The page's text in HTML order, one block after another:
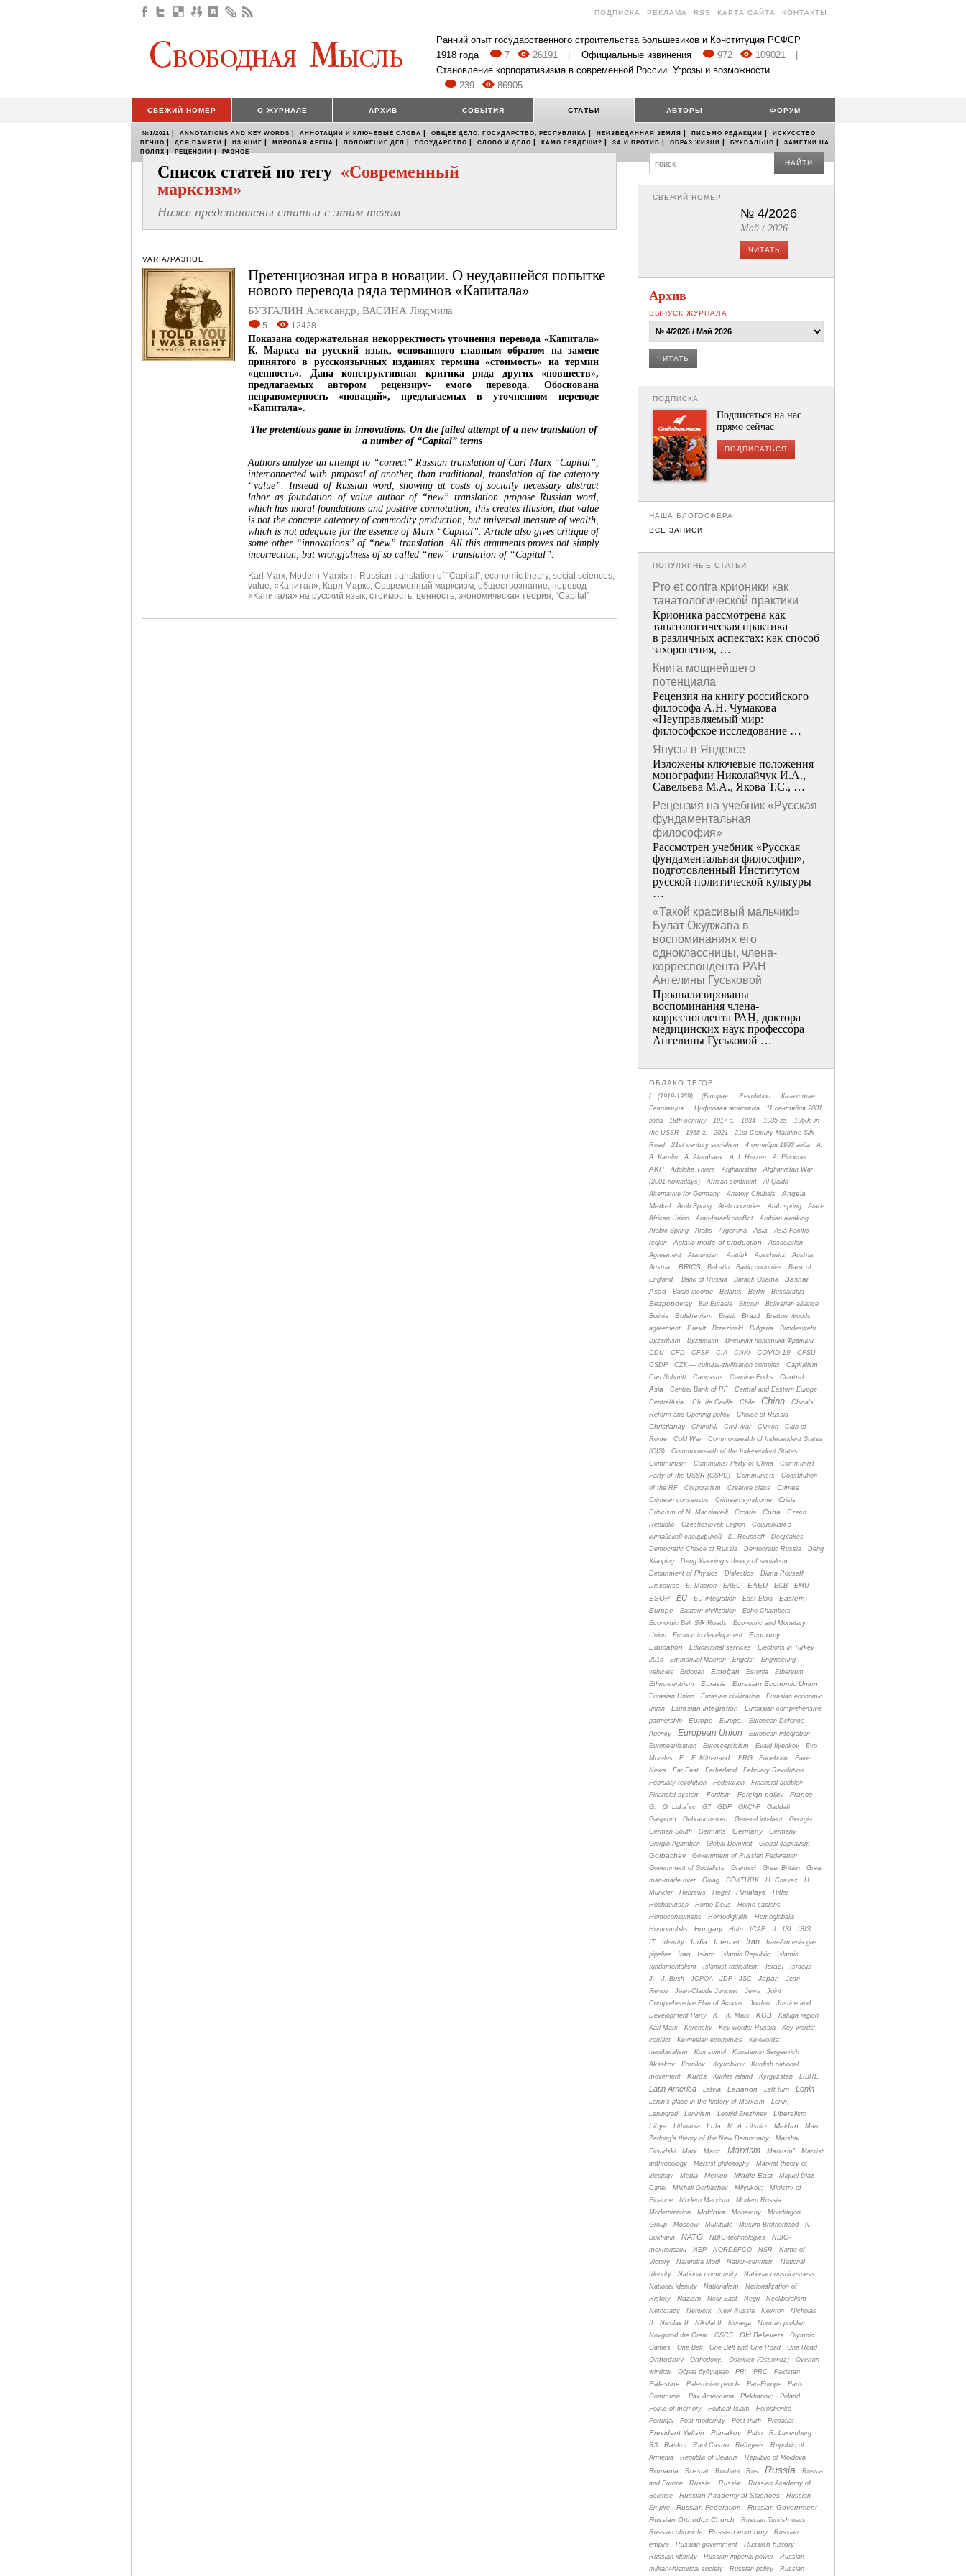
ПОДПИСКА РЕКЛАМА RSS КАРТА САЙТА КОНТАКТЫ
Ранний опыт государственного строительства большевиков и Конституция РСФСР
1918 года
7 26191 Официальные извинения 972 109021
Становление корпоративизма в современной России. Угрозы и возможности
239
86905
СВЕЖИЙ НОМЕР О ЖУРНАЛЕ АРХИВ СОБЫТИЯ СТАТЬИ АВТОРЫ ФОРУМ
№1/2021 | ANNOTATIONS AND KEY WORDS | АННОТАЦИИ И КЛЮЧЕВЫЕ СЛОВА | ОБЩЕЕ ДЕЛО, ГОСУДАРСТВО, РЕСПУБЛИКА | НЕИЗВЕДАННАЯ ЗЕМЛЯ | ПИСЬМО РЕДАКЦИИ |
ИСКУССТВО
ВЕЧНО | ДЛЯ ПАМЯТИ | ИЗ КНИГ | МИРОВАЯ АРЕНА | ПОЛОЖЕНИЕ ДЕЛ | ГОСУДАРСТВО | СЛОВО И ДЕЛО | КАМО ГРЯДЕШИ? | ЗА И ПРОТИВ | ОБРАЗ ЖИЗНИ | БУКВАЛЬНО |
ЗАМЕТКИ НА
ПОЛЯХ | РЕЦЕНЗИИ | РАЗНОЕ
Список статей по тегу «Современный
марксизм»
Ниже представлены статьи с этим тегом
VARIA/РАЗНОЕ
Претенциозная игра в новации. О неудавшейся попытке
нового перевода ряда терминов «Капитала»
БУЗГАЛИН Александр, ВАСИНА Людмила
5 12428
Показана содержательная некорректность уточнения перевода «Капитала»
К. Маркса на русский язык, основанного главным образом на замене
принятого в русскоязычных изданиях термина «стоимость» на термин
«ценность». Дана конструктивная критика ряда других «новшеств»,
предлагаемых автором рецензиру- емого перевода. Обоснована
неправомерность «новаций», предлагаемых в уточненном переводе
«Капитала».
The pretentious game in innovations. Оn the failed attempt of a new translation of
a number of “Capital” terms
Authors analyze an attempt to “correct” Russian translation of Carl Marx “Capital”,
interconnected with proposal of another, than traditional, translation of the category
“value”. Instead of Russian word, showing at costs of socially necessary abstract
labor as foundation of value author of “new” translation propose Russian word,
which has moral foundations and positive connotation; this creates illusion, that value
is not the concrete category of commodity production, but universal measure of wealth,
which is not adequate for the essence of Marx “Capital”. Article also gives critique of
some other “innovations” of “new” translation. All this arguments proves not simply
incorrection, but wrongfulness of so called “new” translation of “Capital”.
Karl Marx, Modern Marxism, Russian translation of “Capital”, economic theory, social sciences,
value, «Капитал», Карл Маркс, Современный марксизм, обществознание, перевод
«Капитала» на русский язык, стоимость, ценность, экономическая теория, “Capital”
НАЙТИ
СВЕЖИЙ НОМЕР
№ 4/2026
Май / 2026
ЧИТАТЬ
Архив
ВЫПУСК ЖУРНАЛА
ЧИТАТЬ
ПОДПИСКА
Подписаться на нас
прямо сейчас
ПОДПИСАТЬСЯ
НАША БЛОГОСФЕРА
ВСЕ ЗАПИСИ
ПОПУЛЯРНЫЕ СТАТЬИ
Pro et contra крионики как
танатологической практики
Крионика рассмотрена как
танатологическая практика
в различных аспектах: как способ
захоронения, …
Книга мощнейшего
потенциала
Рецензия на книгу российского
философа А.Н. Чумакова
«Неуправляемый мир:
философское исследование …
Янусы в Яндексе
Изложены ключевые положения
монографии Николайчук И.А.,
Савельева М.А., Якова Т.С., …
Рецензия на учебник «Русская
фундаментальная
философия»
Рассмотрен учебник «Русская
фундаментальная философия»,
подготовленный Институтом
русской политической культуры
…
«Такой красивый мальчик!»
Булат Окуджава в
воспоминаниях его
одноклассницы, члена-
корреспондента РАН
Ангелины Гуськовой
Проанализированы
воспоминания члена­
корреспондента РАН, доктора
медицинских наук профессора
Ангелины Гуськовой …
ОБЛАКО ТЕГОВ
( (1919-1939); (Вторая . Revolution . Казахстан
.
Революция
. Цифровая экономика
11 сентября 2001
года
18th century 1917 г. 1934 – 1935 гг.
1960s in
the USSR
1968 г. 2021
21st Century Maritime Silk
Road
21st century socialism 4 октября 1993 года
A.
A. Karelin
A. Atambaev A. I. Herzen A. Pinochet
AKP Adolphe Thiers Afghanistan
Afghanistan War
(2001-nowadays)
African continent
Al-Qaida
Alternative for Germany
Anatoly Chubais
Angela
Merkel
Arab Spring Arab countries Arab spring
Arab-
African Union
Arab-Israeli conflict
Arabian awaking
Arabic Spring
Arabs Argentina Asia
Asia Pacific
region
Asiatic mode of production
Association
Agreement
Ataturkism Atatürk Auschwitz
Austria
Austria.
BRICS Bakatin Baltic countries
Bank of
England.
Bank of Russia Barack Obama
Bashar
Asad
Basic income Belarus Berlin Bessarabia
Bezpopovtsy Big Eurasia Bitcoin
Bolivarian alliance
Bolivia
Bolshevism Brasil Brazil
Bretton Woods
agreement
Brexit Brzezinski Bulgaria
Bundeswehr
Byzantism
Byzantium
Bнешняя политика Франции
CDU
CFD CFSP CIA CNKI COVID-19
CPSU
CSDP
CZК — cultural-zivilization complex
Capitalism
Carl Schmitt
Caucasus Caudine Forks
Central
Asia
Central Bank of RF
Central and Eastern Europe
CentralAsia.
Ch. de Gaulle Chile China
China's
Reform and Opening policy
Choice of Russia
Christianity Churchill Civil War Clinton
Club of
Rome
Cold War
Commonwealth of Independent States
(CIS)
Commonwealth of the Independent States
Communism
Communist Party of China
Communist
Party of the USSR (CSPU)
Communists
Constitution
of the RF
Corporatism Creative class Crimea
Crimean consensus Crimean syndrome Crisis
Criticism of N. Machiavelli Croatia Cuba
Czech
Republic
Czechoslovak Legion
Cоциализм с
китайской спецификой
D. Rousseff
Deepfakes
Democratic Choice of Russia
Democratic Russia
Deng
Xiaoping
Deng Xiaoping's theory of socialism
Department of Physics
Dialectics
Dilma Rouseff
Discourse
E. Macron EAEC EAEU ECB EMU
ESOP EU EU integration East-Elbia
Eastern
Europe
Eastern civilization
Echo Chambers
Economic Belt Silk Roads
Economic and Monetary
Union
Economic development
Economy
Education
Educational services
Elections in Turkey
2015
Emmanuel Macron Engels;
Engineering
vehicles
Erdogan Erdoğan Estonia
Ethereum
Ethno-centrism
Eurasia Eurasian Economic Union
Eurasian Union Eurasian civilization
Eurasian economic
union
Eurasian integration
Euroasian comprehensive
partnership
Europe Europe.
European Defence
Agency
European Union
European integration
Europeanization
Euroscepticism Evald Ilyenkov
Evo
Morales
F. F. Mitterrand. FRG Facebook
Fake
News
Far East Fatherland
February Revolution
February revolution
Federation
Financial bubble»
Financial system
Fordism Foreign policy France
G. G. Luka´sc G7 GDP GKChP
Gaddafi
Gasprom
Gebrauchswert General intellect
Georgia
German South
Germans Germany
Germany.
Giorgio Agamben
Global Dominat Global capitalism
Gorbachev
Government of Russian Federation
Government of Socialists
Gramsci Great Britain
Great
man-made river
Gulag GÖKTÜRK H. Chavez
H.
Münkler
Hebrews Hegel Himalaya
Hitler
Hochdeutsch
Homo Deus
Homo sapiens
Homoconsumens
Homodigitalis
Homoglobalis
Homomobilis
Hungary Hutu ICAP II ISI
ISIS
IT
Identity India Internet Iran
Iran-Armenia gas
pipeline
Iraq Islam Islamic Republic
Islamic
fundamentalism
Islamist radicalism Israel
Israelis
J.
J. Bush JCPOA JDP JSC Japan
Jean
Renoir
Jean-Claude Juncker Jews
Joint
Comprehensive Plan of Actions
Jordan
Justice and
Development Party
K. K. Marx KGB
Kaluga region
Karl Marx
Kerensky Key words: Russia
Key words:
conflict
Keynesian economics
Keywords:
neoliberalism
Komsomol
Konstantin Sergeevich
Aksakov
Kornilov. Kryuchkov
Kurdish national
movement
Kurds Kuriles island Kyrgyzstan LIBRE
Latin America Latvia Lebanon Left turn Lenin
Lenin's place in the history of Marxism
Lenin;
Leningrad
Leninism Leonid Brezhnev
Liberalism
Libya
Lithuania Lula M. A. Lifshitz Maidan
Mao
Zedong's theory of the New Democracy
Marshal
Pilsudski
Marx Marx; Marxism Marxism”
Marxist
anthropology
Marxist philosophy
Marxist theory of
ideology
Media Mexico Middle East
Miguel Diaz-
Canel
Mikhail Gorbachev Milyukov;
Ministry of
Finance
Modern Marxism
Modern Russia
Modernization
Moldova Monarchy
Mondragon
Group
Moscow Multitude Muslim Brotherhood
N.
Bukharin
NATO NBIC-technologies
NBIC-
технологии
NEP NORDEFCO NSR
Name of
Victory
Narendra Modi Nation-centrism
National
Identity
National community
National consciousness
National identity
Nationalism
Nationalization of
History
Nazism Near East Negri
Neoliberalism
Netocracy
Network New Russia Newton
Nicholas
II
Nicolas II Nikolai II Noriega
Norman problem
Novgorod the Great
OSCE Old Believers
Olympic
Games
One Belt One Belt and One Road One Road
Orthodoxy Orthodoxy. Osowiec (Ossowitz)
Overton
window
Oбраз будущего PR; PRC Pakistan
Palestine Palestinian people Pan-Europe
Paris
Commune.
Pax Americana Plekhanov;
Poland
Politic of memory
Political Islam
Poroshenko
Portugal
Post-modernity Post-truth Precariat
President Yeltsin Primakov Putin
R. Luxemburg
R3
Raskol Raul Castro Refugees
Republic of
Armenia
Republic of Belarus Republic of Moldova
Romania Rosstat Rouhani Rus Russia
Russia
and Europe
Russia. Russia;
Russian Academy of
Science
Russian Academy of Sciences
Russian
Empire
Russian Federation
Russian Government
Russian Orthodox Church
Russian Turkish wars
Russian chronicle
Russian economy
Russian
empire
Russian government Russian history
Russian identity Russian imperial power
Russian
military-historical society
Russian policy Russian